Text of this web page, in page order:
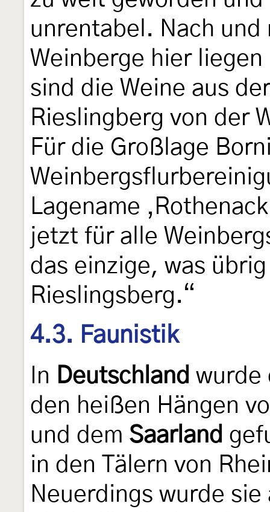
unrentabel. Nach und
Weinberge hier
sind die Weine aus
Rieslingberg von der
Für die Großlage
Lagename
jetzt für alle
das einzige, was
Rieslingsberg.“
4.3. Faunistik
In Deutschland wurde
den heißen Hängen
und dem Saarland
in den Tälern von
Neuerdings wurde